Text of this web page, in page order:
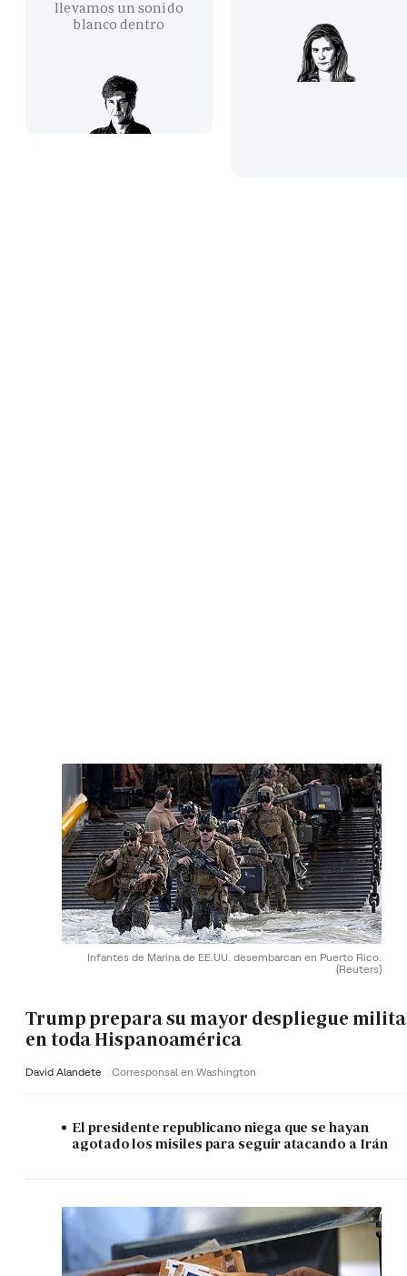
llevamos un sonido
blanco dentro
Infantes de Marina de EE.UU. desembarcan en Puerto Rico.
(Reuters)
Trump prepara su mayor despliegue
en toda Hispanoamérica
David Alandete Corresponsal en Washington
El presidente republicano niega que se hayan
agotado los misiles para seguir atacando a Irán